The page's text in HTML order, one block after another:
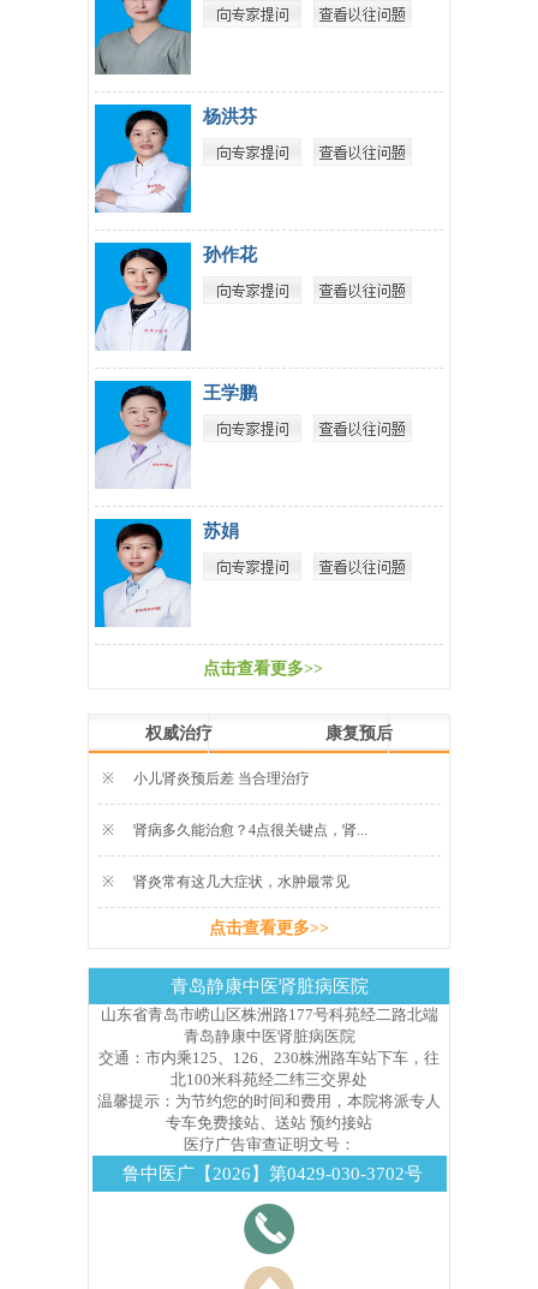
杨洪芬
孙作花
王学鹏
苏娟
点击查看更多>>
权威治疗 康复预后
※ 小儿肾炎预后差 当合理治疗
※ 肾病多久能治愈？4点很关键点，肾...
※ 肾炎常有这几大症状，水肿最常见
点击查看更多>>
青岛静康中医肾脏病医院
山东省青岛市崂山区株洲路177号科苑经二路北端
青岛静康中医肾脏病医院
交通：市内乘125、126、230株洲路车站下车，往
北100米科苑经二纬三交界处
温馨提示：为节约您的时间和费用，本院将派专人
专车免费接站、送站 预约接站
医疗广告审查证明文号：
鲁中医广【2026】第0429-030-3702号